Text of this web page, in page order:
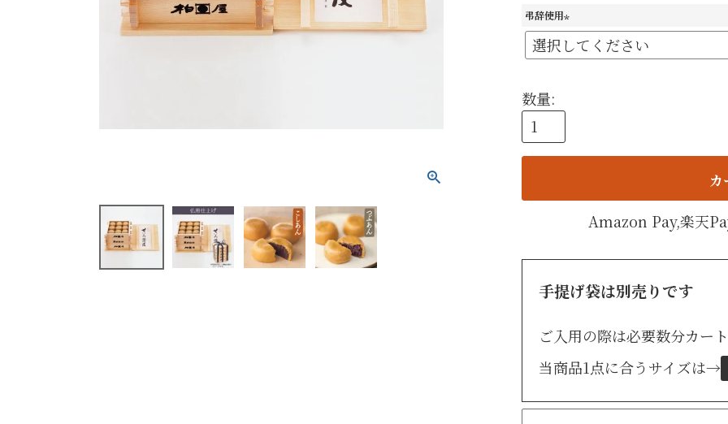
弔辞使用
(
必
カ
Amazon Pay,楽天
手提げ袋は別売りです
ご入用の際は必要数分カー
当商品1点に合うサイズは→